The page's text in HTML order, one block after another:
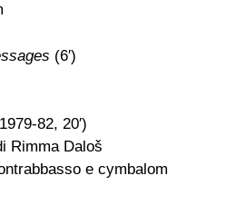
(6′)
82, 20′)
Rimma Daloš
e cymbalom